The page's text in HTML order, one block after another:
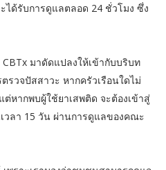
ได้รับการดูแลตลอด 24 ชั่วโมง ซึ่ง
มาดัดแปลงให้เข้ากับบริบท
วจปัสสาวะ หากครัวเรือนใดไม่
ต่หากพบผู้ใช้ยาเสพติด จะต้องเข้าสู่
วลา 15 วัน ผ่านการดูแลของคณะ